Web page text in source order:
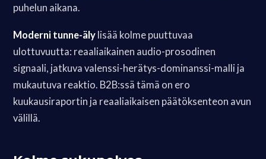
puhelun aikana.
Moderni tunne-äly lisää kolme puuttuvaa
ulottuvuutta: reaaliaikainen audio-prosodinen
signaali, jatkuva valenssi-herätys-dominanssi-malli ja
mukautuva reaktio. B2B:ssä tämä on ero
kuukausiraportin ja reaaliaikaisen päätöksenteon avun
välillä.